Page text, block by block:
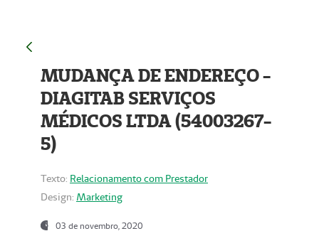
MUDANÇA DE ENDEREÇO -
DIAGITAB SERVIÇOS
MÉDICOS LTDA (54003267-
5)
Texto: Relacionamento com Prestador
Design: Marketing
03 de novembro, 2020